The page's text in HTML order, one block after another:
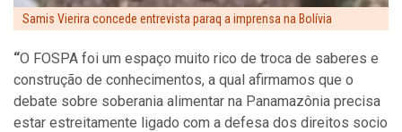
Samis Vierira concede entrevista paraq a imprensa na Bolívia
“O FOSPA foi um espaço muito rico de troca de saberes e
construção de conhecimentos, a qual afirmamos que o
debate sobre soberania alimentar na Panamazônia precisa
estar estreitamente ligado com a defesa dos direitos socio